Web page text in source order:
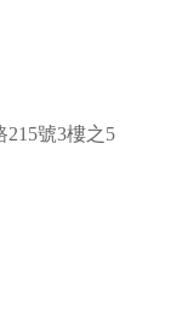
215號3樓之5